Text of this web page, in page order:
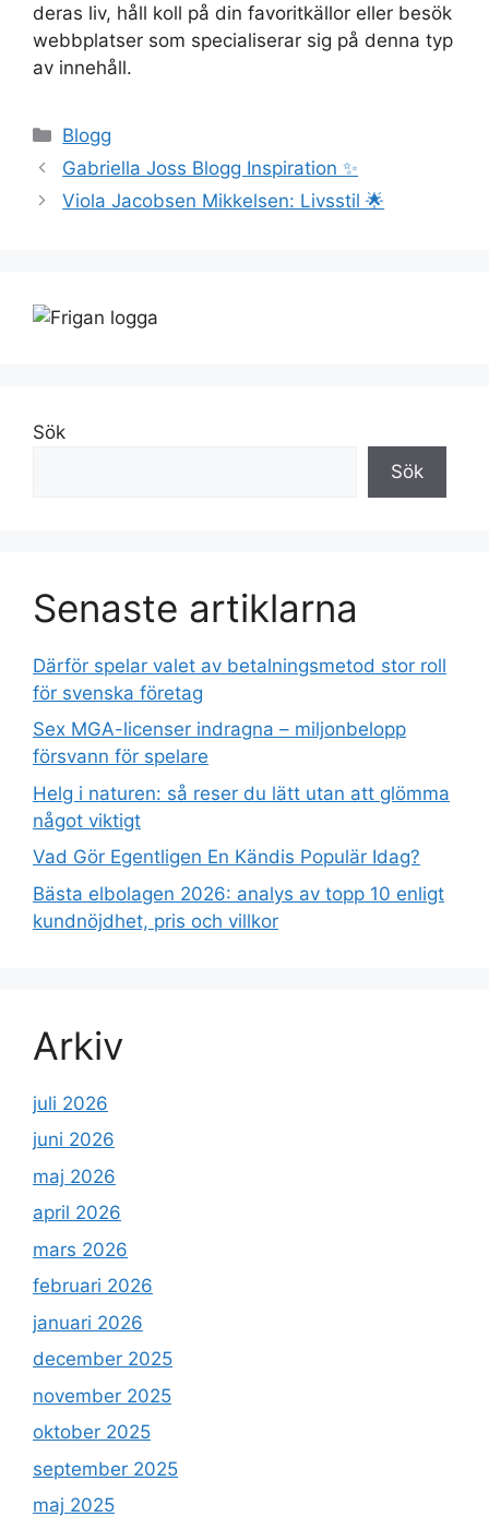
deras liv, håll koll på din favoritkällor eller besök
webbplatser som specialiserar sig på denna typ
av innehåll.
Kategorier
Blogg
Gabriella Joss Blogg Inspiration ✨
Viola Jacobsen Mikkelsen: Livsstil 🌟
Sök
Sök
Senaste artiklarna
Därför spelar valet av betalningsmetod stor roll
för svenska företag
Sex MGA-licenser indragna – miljonbelopp
försvann för spelare
Helg i naturen: så reser du lätt utan att glömma
något viktigt
Vad Gör Egentligen En Kändis Populär Idag?
Bästa elbolagen 2026: analys av topp 10 enligt
kundnöjdhet, pris och villkor
Arkiv
juli 2026
juni 2026
maj 2026
april 2026
mars 2026
februari 2026
januari 2026
december 2025
november 2025
oktober 2025
september 2025
maj 2025